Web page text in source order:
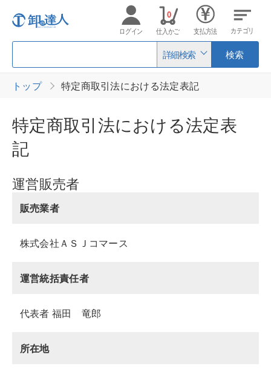
詳細検索 検索
ログイン 仕入かご
0
支払方法 カテゴリ
トップ 特定商取引法における法定表記
特定商取引法における法定表
記
運営販売者
販売業者
株式会社ＡＳＪコマース
運営統括責任者
代表者 福田 竜郎
所在地